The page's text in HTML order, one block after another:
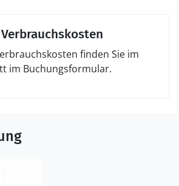
finden Sie im
im Buchungsformular.